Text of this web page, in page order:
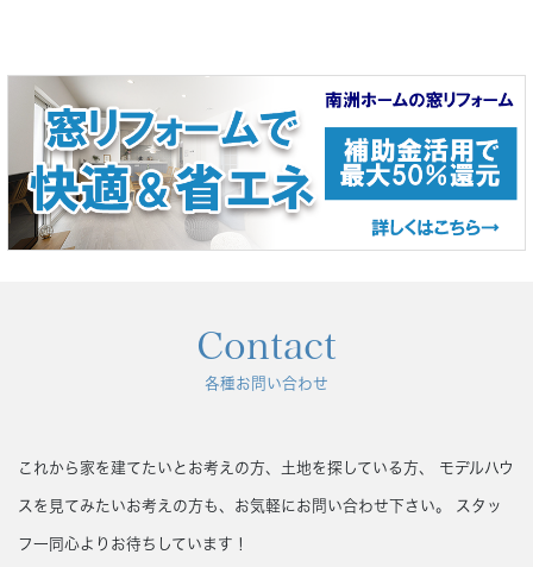
Contact
各種お問い合わせ
これから家を建てたいとお考えの方、土地を探している方、 モデルハウ
スを見てみたいお考えの方も、お気軽にお問い合わせ下さい。 スタッ
フ一同心よりお待ちしています！